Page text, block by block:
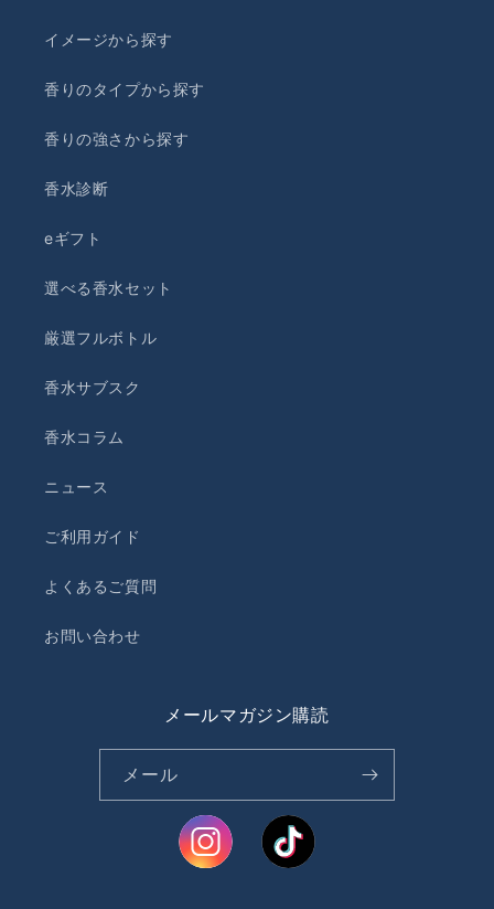
イメージから探す
香りのタイプから探す
香りの強さから探す
香水診断
eギフト
選べる香水セット
厳選フルボトル
香水サブスク
香水コラム
ニュース
ご利用ガイド
よくあるご質問
お問い合わせ
メールマガジン購読
メール